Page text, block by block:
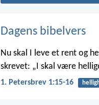
Dagens bibelvers
Nu skal I leve et rent og
skrevet: „I skal være
1. Petersbrev 1:15-16